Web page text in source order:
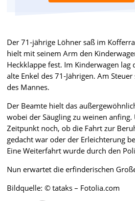
Der 71-jährige Löhner saß im
hielt mit seinem Arm den
Heckklappe fest. Im Kinderwagen lag
alte Enkel des 71-Jährigen. Am
des Mannes.
Der Beamte hielt das
wobei der Säugling zu weinen
Zeitpunkt noch, ob die Fahrt zur
gedacht war oder der Erleichterung
Eine Weiterfahrt wurde durch den
Nun erwartet die erfinderischen
Bildquelle: © tataks – Fotolia.com